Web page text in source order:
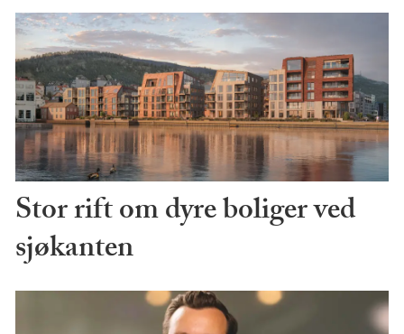
Stor rift om dyre boliger ved
sjøkanten